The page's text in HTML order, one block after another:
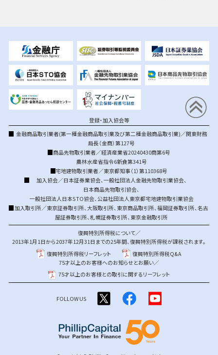
登録・加入協会等
金融商品取引業者(第一種金融商品取引業及び第二種金融商品取引業)／関東財務
局長（金商）第127号
商品先物取引業者／経済産業省20240430商第6号
農林水産省指令6新食第341号
宅地建物取引業者／東京都知事（1）第110368号
加入協会／日本証券業協会、 一般社団法人金融先物取引業協会、
日本商品先物取引協会、
一般社団法人日本STO協会、 公益社団法人東京都宅地建物取引業協会
加入取引所／東京証券取引所、大阪取引所、 東京商品取引所、福岡証券取引所、名古
屋証券取引所、札幌証券取引所、 東京金融取引所
復興特別所得税について／
2013年1月1日から2037年12月31日までの25年間、復興特別所得税が課税されます。
復興特別所得税リーフレット
復興特別所得税Q&A
75才以上のお客様へのお知らせとお願い／
75才以上のお客様との取引に関するリーフレット
FOLLOW US